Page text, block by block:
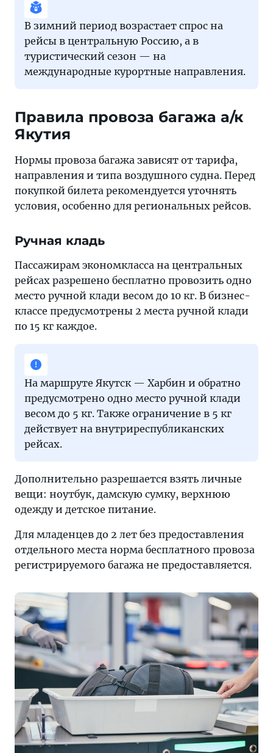
В зимний период возрастает спрос на
рейсы в центральную Россию, а в
туристический сезон — на
международные курортные направления.
Правила провоза багажа а/к
Якутия
Нормы провоза багажа зависят от тарифа,
направления и типа воздушного судна. Перед
покупкой билета рекомендуется уточнять
условия, особенно для региональных рейсов.
Ручная кладь
Пассажирам экономкласса на центральных
рейсах разрешено бесплатно провозить одно
место ручной клади весом до 10 кг. В бизнес-
классе предусмотрены 2 места ручной клади
по 15 кг каждое.
На маршруте Якутск — Харбин и обратно
предусмотрено одно место ручной клади
весом до 5 кг. Также ограничение в 5 кг
действует на внутриреспубликанских
рейсах.
Дополнительно разрешается взять личные
вещи: ноутбук, дамскую сумку, верхнюю
одежду и детское питание.
Для младенцев до 2 лет без предоставления
отдельного места норма бесплатного провоза
регистрируемого багажа не предоставляется.